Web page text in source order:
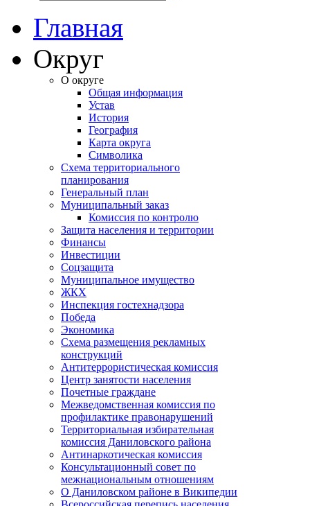
Главная
Округ
О округе
Общая информация
Устав
История
География
Карта округа
Символика
Схема территориального
планирования
Генеральный план
Муниципальный заказ
Комиссия по контролю
Защита населения и территории
Финансы
Инвестиции
Соцзащита
Муниципальное имущество
ЖКХ
Инспекция гостехнадзора
Победа
Экономика
Схема размещения рекламных
конструкций
Антитеррористическая комиссия
Центр занятости населения
Почетные граждане
Межведомственная комиссия по
профилактике правонарушений
Территориальная избирательная
комиссия Даниловского района
Антинаркотическая комиссия
Консультационный совет по
межнациональным отношениям
О Даниловском районе в Википедии